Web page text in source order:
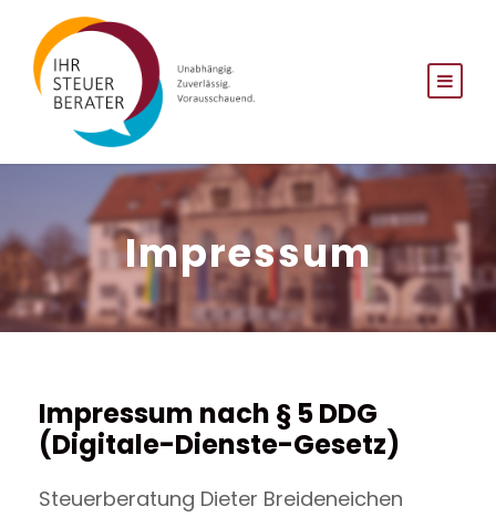
Impressum
Impressum nach § 5 DDG
(Digitale-Dienste-Gesetz)
Steuerberatung Dieter Breideneichen